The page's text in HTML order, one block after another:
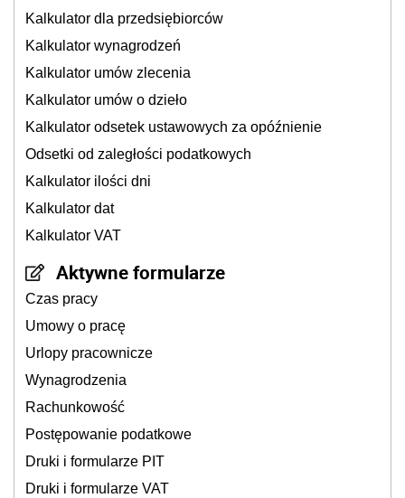
Kalkulator dla przedsiębiorców
Kalkulator wynagrodzeń
Kalkulator umów zlecenia
Kalkulator umów o dzieło
Kalkulator odsetek ustawowych za opóźnienie
Odsetki od zaległości podatkowych
Kalkulator ilości dni
Kalkulator dat
Kalkulator VAT
Aktywne formularze
Czas pracy
Umowy o pracę
Urlopy pracownicze
Wynagrodzenia
Rachunkowość
Postępowanie podatkowe
Druki i formularze PIT
Druki i formularze VAT